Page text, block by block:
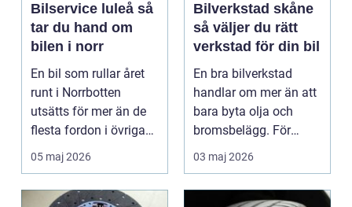
Bilservice luleå så
tar du hand om
bilen i norr
En bil som rullar året
runt i Norrbotten
utsätts för mer än de
flesta fordon i övriga
landet. Kyla, ...
05 maj 2026
Bilverkstad skåne
så väljer du rätt
verkstad för din bil
En bra bilverkstad
handlar om mer än att
bara byta olja och
bromsbelägg. För
många är bilen
avgörand...
03 maj 2026